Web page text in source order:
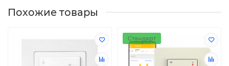
Похожие товары
Стандарт